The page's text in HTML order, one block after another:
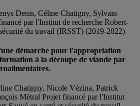
Denis, Céline Chatigny, Sylvain
par l'Institut de recherche Robert-
du travail (IRSST) (2019-2022)
démarche pour l'appropriation
à la découpe de viande par
Chatigny, Nicole Vézina, Patrick
Métral Projet financé par l'Institut